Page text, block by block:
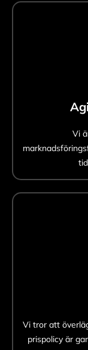
Vi
Vi tror att
prispolicy är